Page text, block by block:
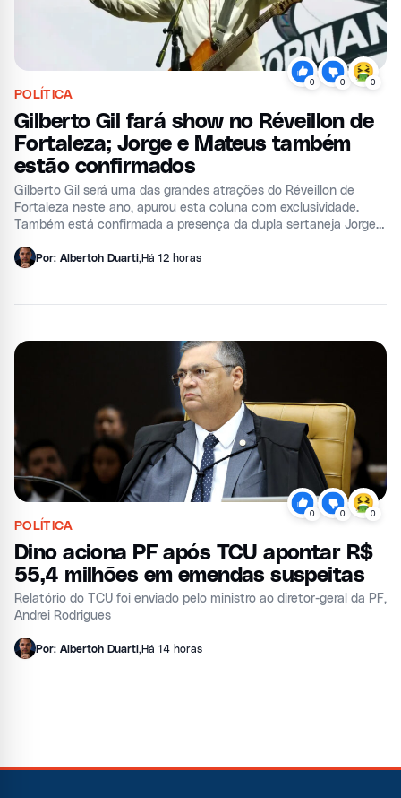
0 0 0
POLÍTICA
Gilberto Gil fará show no Réveillon de
Fortaleza; Jorge e Mateus também
estão confirmados
Gilberto Gil será uma das grandes atrações do Réveillon de
Fortaleza neste ano, apurou esta coluna com exclusividade.
Também está confirmada a presença da dupla sertaneja Jorge e
Iracema.&
Por: Albertoh Duarti Há 12 horas
0 0 0
POLÍTICA
Dino aciona PF após TCU apontar R$
55,4 milhões em emendas suspeitas
Relatório do TCU foi enviado pelo ministro ao diretor-geral da PF,
Andrei Rodrigues
Por: Albertoh Duarti,Há 14 horas